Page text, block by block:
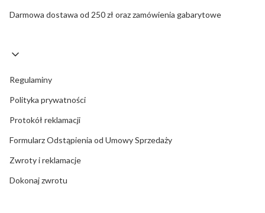
Darmowa dostawa od 250 zł oraz zamówienia gabarytowe
Regulaminy
Polityka prywatności
Protokół reklamacji
Formularz Odstąpienia od Umowy Sprzedaży
Zwroty i reklamacje
Dokonaj zwrotu